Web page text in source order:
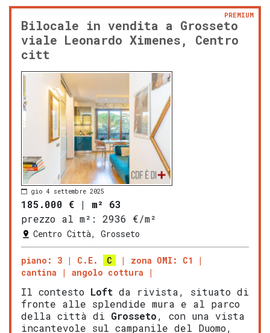
Bilocale in vendita a Grosseto
viale Leonardo Ximenes, Centro
citt
PREMIUM
gio 4 settembre 2025
185.000 € | m² 63
prezzo al m²:
2936 €/m²
Centro Città, Grosseto
piano: 3 C.E. C
zona OMI: C1
cantina
angolo cottura
Il contesto Loft da rivista, situato di
fronte alle splendide mura e al parco
della città di Grosseto, con una vista
incantevole sul campanile del Duomo,